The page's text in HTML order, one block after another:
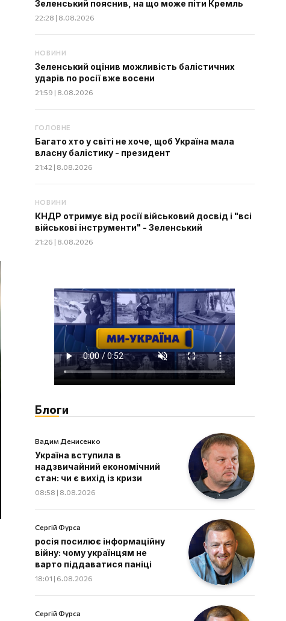
Зеленський пояснив, на що може піти Кремль
22:28 | 8.08.2026
НОВИНИ
Зеленський оцінив можливість балістичних
ударів по росії вже восени
21:59 | 8.08.2026
ГОЛОВНЕ
Багато хто у світі не хоче, щоб Україна мала
власну балістику - президент
21:42 | 8.08.2026
НОВИНИ
КНДР отримує від росії військовий досвід і "всі
військові інструменти" - Зеленський
21:26 | 8.08.2026
Блоги
Вадим Денисенко
Україна вступила в
надзвичайний економічний
стан: чи є вихід із кризи
08:58 | 8.08.2026
Сергій Фурса
росія посилює інформаційну
війну: чому українцям не
варто піддаватися паніці
18:01 | 6.08.2026
Сергій Фурса